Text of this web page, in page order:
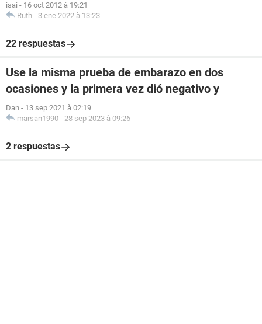
isai - 16 oct 2012 à 19:21
Ruth - 3 ene 2022 à 13:23
22 respuestas
Use la misma prueba de embarazo en dos
ocasiones y la primera vez dió negativo y
Dan - 13 sep 2021 à 02:19
marsan1990 - 28 sep 2023 à 09:26
2 respuestas